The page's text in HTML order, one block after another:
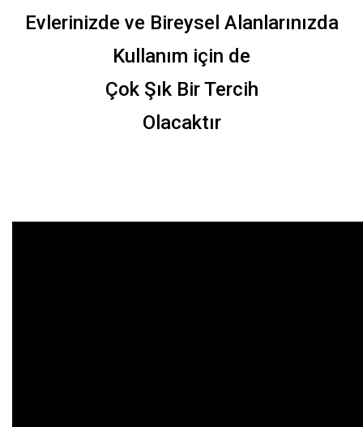
Evlerinizde ve Bireysel Alanlarınızda
Kullanım için de
Çok Şık Bir Tercih
Olacaktır